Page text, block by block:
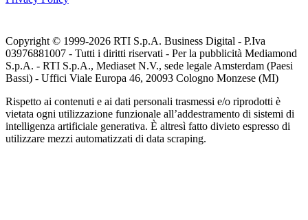
Copyright © 1999-2026 RTI S.p.A. Business Digital - P.Iva
03976881007 - Tutti i diritti riservati - Per la pubblicità Mediamond
S.p.A. - RTI S.p.A., Mediaset N.V., sede legale Amsterdam (Paesi
Bassi) - Uffici Viale Europa 46, 20093 Cologno Monzese (MI)
Rispetto ai contenuti e ai dati personali trasmessi e/o riprodotti è
vietata ogni utilizzazione funzionale all’addestramento di sistemi di
intelligenza artificiale generativa. È altresì fatto divieto espresso di
utilizzare mezzi automatizzati di data scraping.